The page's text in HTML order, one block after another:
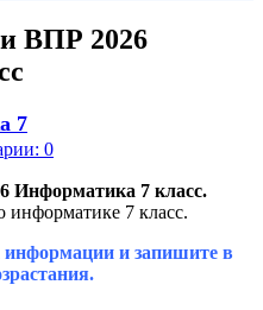
ВПР 2026
7
0
Информатика 7 класс.
7 класс.
информации и запишите в